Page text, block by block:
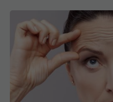
Greșelile banale care